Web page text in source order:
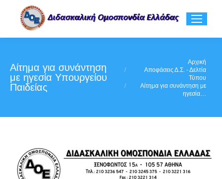
Αίτημα για συνάντηση
με ηγεσία Υπουργείου
Παιδείας
Αρχική
Αποφάσεις Δ.Σ. - Δελτία
Τύπου
Αίτημα για συνάντηση με
ηγεσία…